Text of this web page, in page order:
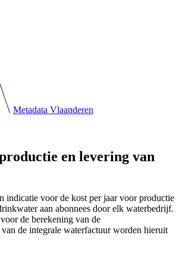
Metadata Vlaanderen
en levering van
indicatie voor de kost per jaar voor productie
aan abonnees door elk waterbedrijf.
de berekening van de
de integrale waterfactuur worden hieruit